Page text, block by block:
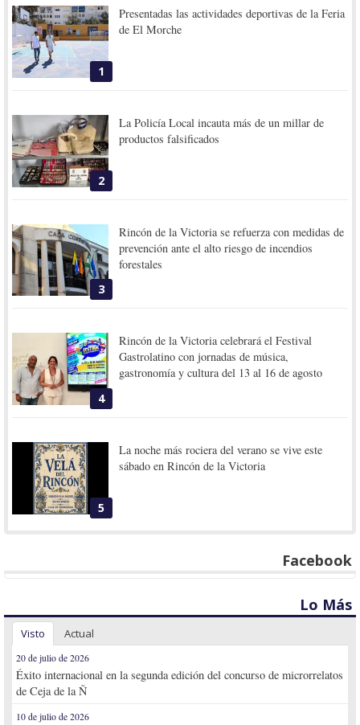
1
Presentadas las actividades deportivas de la Feria
de El Morche
2
La Policía Local incauta más de un millar de
productos falsificados
3
Rincón de la Victoria se refuerza con medidas de
prevención ante el alto riesgo de incendios
forestales
4
Rincón de la Victoria celebrará el Festival
Gastrolatino con jornadas de música,
gastronomía y cultura del 13 al 16 de agosto
5
La noche más rociera del verano se vive este
sábado en Rincón de la Victoria
Facebook
Lo Más
Visto Actual
20 de julio de 2026
Éxito internacional en la segunda edición del concurso de microrrelatos
de Ceja de la Ñ
10 de julio de 2026